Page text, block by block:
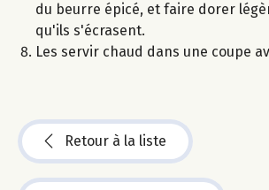
du beurre épicé, et faire dorer
qu'ils s'écrasent.
Les servir chaud dans une coupe
Retour à la liste